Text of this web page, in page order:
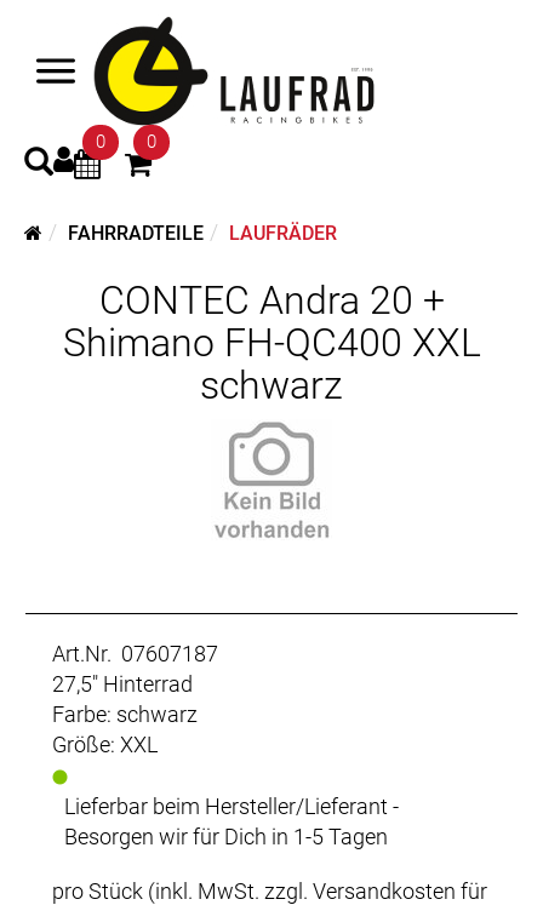
0 0
FAHRRADTEILE LAUFRÄDER
CONTEC Andra 20 +
Shimano FH-QC400 XXL
schwarz
Art.Nr. 07607187
27,5" Hinterrad
Farbe: schwarz
Größe: XXL
Lieferbar beim Hersteller/Lieferant -
Besorgen wir für Dich in 1-5 Tagen
pro Stück (inkl. MwSt. zzgl. Versandkosten für